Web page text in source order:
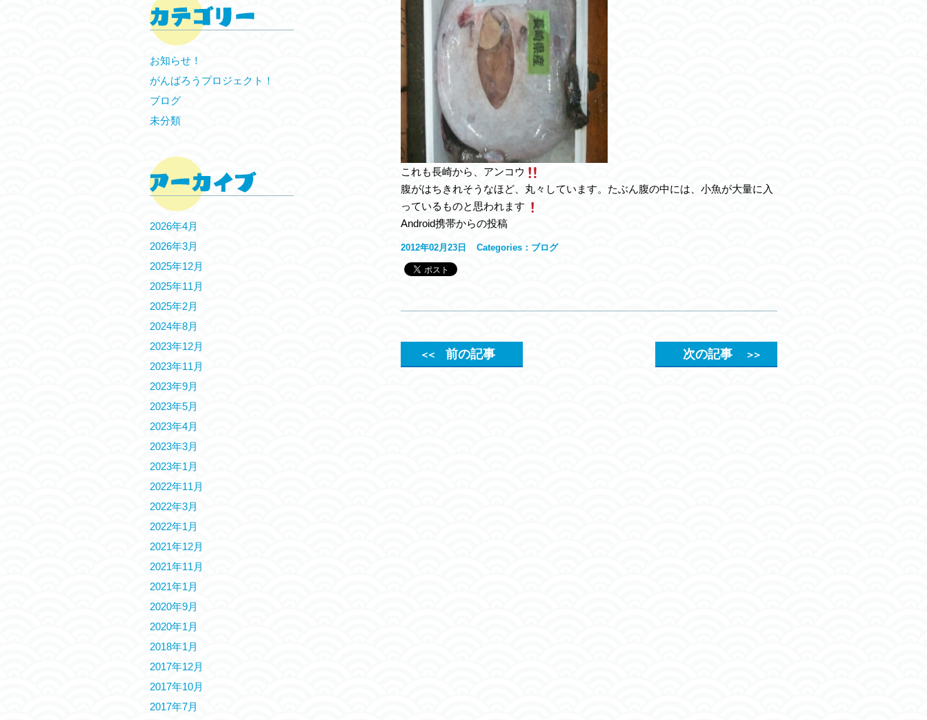
これも長崎から、アンコウ
腹がはちきれそうなほど、丸々しています。たぶん腹の中には、小魚が大量に入
っているものと思われます
Android携帯からの投稿
2012年02月23日 Categories： ブログ
＜＜前の記事 次の記事 ＞＞
お知らせ！
がんばろうプロジェクト！
ブログ
未分類
2026年4月
2026年3月
2025年12月
2025年11月
2025年2月
2024年8月
2023年12月
2023年11月
2023年9月
2023年5月
2023年4月
2023年3月
2023年1月
2022年11月
2022年3月
2022年1月
2021年12月
2021年11月
2021年1月
2020年9月
2020年1月
2018年1月
2017年12月
2017年10月
2017年7月